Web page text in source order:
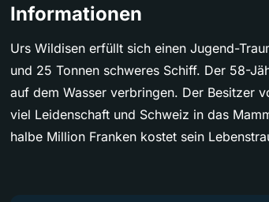
Informationen
Urs Wildisen erfüllt sich einen Jugend-
und 25 Tonnen schweres Schiff. Der 58-
auf dem Wasser verbringen. Der Besitzer
viel Leidenschaft und Schweiz in das
halbe Million Franken kostet sein